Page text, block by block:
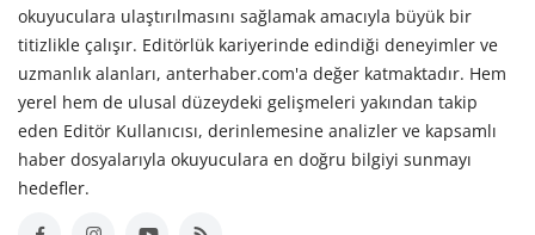
okuyuculara ulaştırılmasını sağlamak amacıyla büyük bir
titizlikle çalışır. Editörlük kariyerinde edindiği deneyimler ve
uzmanlık alanları, anterhaber.com'a değer katmaktadır. Hem
yerel hem de ulusal düzeydeki gelişmeleri yakından takip
eden Editör Kullanıcısı, derinlemesine analizler ve kapsamlı
haber dosyalarıyla okuyuculara en doğru bilgiyi sunmayı
hedefler.